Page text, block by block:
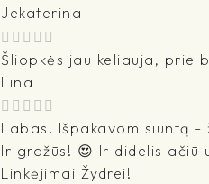
Jekaterina
Šliopkės jau keliauja, prie
Lina
Labas! Išpakavom siuntą
Ir gražūs! 😍 Ir didelis
Linkėjimai Žydrei!